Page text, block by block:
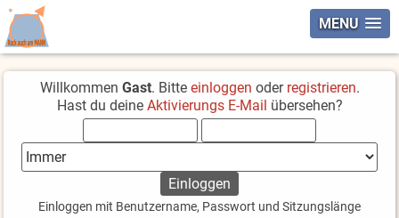
MENU
Willkommen Gast. Bitte einloggen oder registrieren.
Hast du deine Aktivierungs E-Mail übersehen?
Einloggen mit Benutzername, Passwort und Sitzungslänge